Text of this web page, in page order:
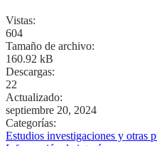
Vistas:
604
Tamaño de archivo:
160.92 kB
Descargas:
22
Actualizado:
septiembre 20, 2024
Categorías:
Estudios investigaciones y otras